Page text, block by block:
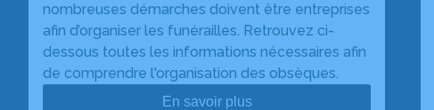
nombreuses démarches doivent être entreprises
afin d’organiser les funérailles. Retrouvez ci-
dessous toutes les informations nécessaires afin
de comprendre l'organisation des obsèques.
En savoir plus